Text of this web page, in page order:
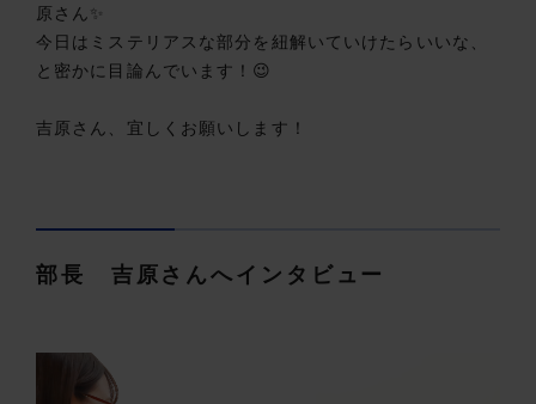
原さん✨
今日はミステリアスな部分を紐解いていけたらいいな、
と密かに目論んでいます！😉
吉原さん、宜しくお願いします！
部長 吉原さんへインタビュー